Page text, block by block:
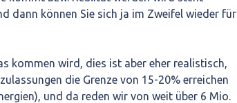
dann können Sie sich ja im Zweifel wieder für
kommen wird, dies ist aber eher realistisch,
die Grenze von 15-20% erreichen
und da reden wir von weit über 6 Mio.